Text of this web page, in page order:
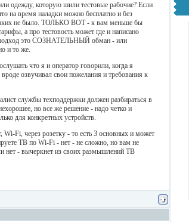
одежду, которую шили тестовые рабочие? Если
на время наладки можно бесплатно и без
не было. ТОЛЬКО ВОТ - к вам меньше бы
а про тестовость может где и написано
подход это СОЗНАТЕЛЬНЫЙ обман - или
и то же.
что я и оператор говорили, когда я
озвучивал свои пожелания и требования к
службы техподдержки должен разбираться в
но все же решение - надо четко и
для конкретных устройств.
Wi-Fi, через розетку - то есть 3 основных и может
ТВ по Wi-Fi - нет - не сложно, но вам не
нет - вычеркнет из своих размышлений ТВ